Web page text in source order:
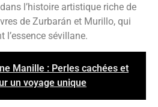
l’histoire artistique riche de
de Zurbarán et Murillo, qui
sévillane.
Manille : Perles cachées et
un voyage unique